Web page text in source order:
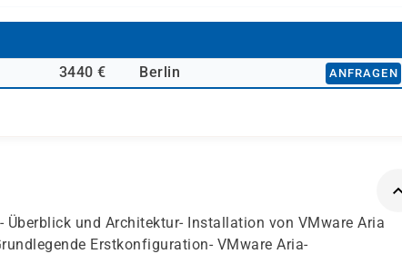
3440 € Berlin ANFRAGEN
und Architektur- Installation von VMware Aria
Erstkonfiguration- VMware Aria-